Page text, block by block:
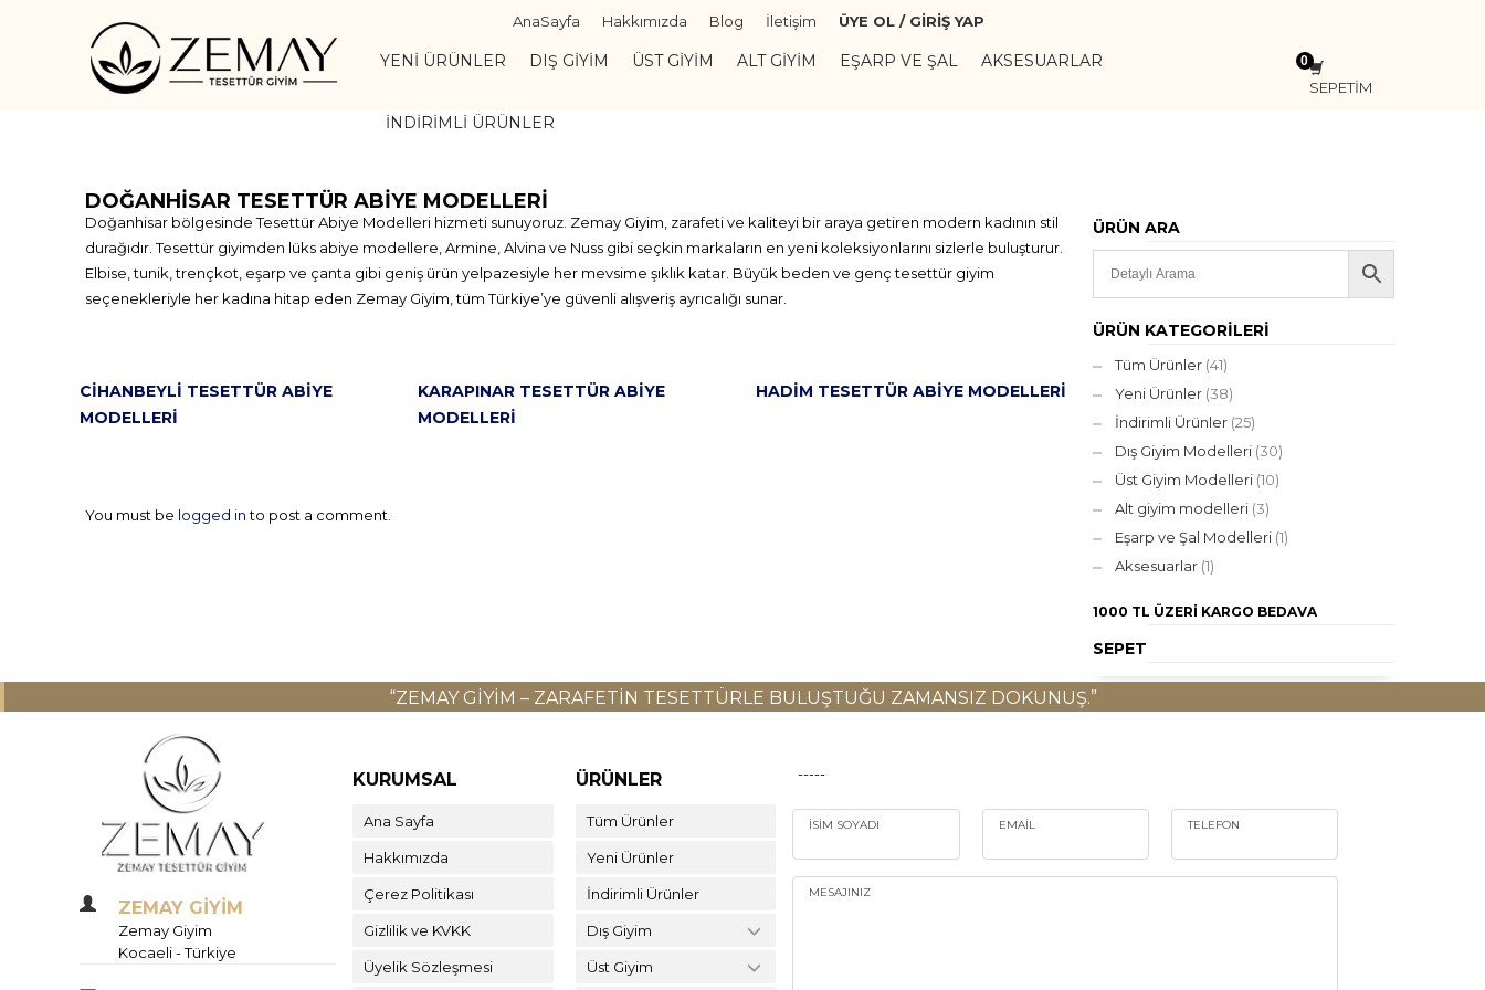
AnaSayfa Hakkımızda Blog İletişim ÜYE OL / GİRİŞ YAP
YENI ÜRÜNLER DIŞ GIYIM ÜST GIYIM ALT GIYIM EŞARP VE ŞAL AKSESUARLAR
İNDIRIMLI ÜRÜNLER
SEPETİM
DOĞANHISAR TESETTÜR ABIYE MODELLERI
Doğanhisar bölgesinde Tesettür Abiye Modelleri hizmeti sunuyoruz. Zemay Giyim, zarafeti ve kaliteyi bir araya getiren modern kadının stil
durağıdır. Tesettür giyimden lüks abiye modellere, Armine, Alvina ve Nuss gibi seçkin markaların en yeni koleksiyonlarını sizlerle buluşturur.
Elbise, tunik, trençkot, eşarp ve çanta gibi geniş ürün yelpazesiyle her mevsime şıklık katar. Büyük beden ve genç tesettür giyim
seçenekleriyle her kadına hitap eden Zemay Giyim, tüm Türkiye’ye güvenli alışveriş ayrıcalığı sunar.
CIHANBEYLI TESETTÜR ABIYE
MODELLERI
KARAPINAR TESETTÜR ABIYE
MODELLERI
HADIM TESETTÜR ABIYE MODELLERI
You must be logged into post a comment.
ÜRÜN ARA
ÜRÜN KATEGORILERI
Tüm Ürünler (41)
Yeni Ürünler (38)
İndirimli Ürünler (25)
Dış Giyim Modelleri (30)
Üst Giyim Modelleri (10)
Alt giyim modelleri (3)
Eşarp ve Şal Modelleri (1)
Aksesuarlar (1)
1000 TL ÜZERI KARGO BEDAVA
SEPET
“ZEMAY GIYIM – ZARAFETIN TESETTÜRLE BULUŞTUĞU ZAMANSIZ DOKUNUŞ.”
ZEMAY GİYİM
Zemay Giyim
Kocaeli - Türkiye
KURUMSAL
Ana Sayfa
Hakkımızda
Çerez Politikası
Gizlilik ve KVKK
Üyelik Sözleşmesi
ÜRÜNLER
Tüm Ürünler
Yeni Ürünler
İndirimli Ürünler
Dış Giyim
Üst Giyim
-----
İSIM SOYADI EMAIL TELEFON
MESAJINIZ